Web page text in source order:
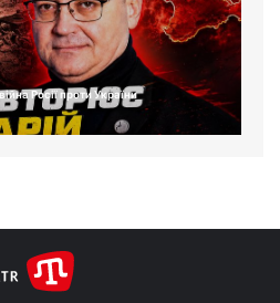
Росії проти України